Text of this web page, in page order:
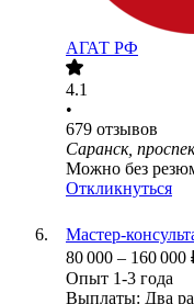
АГАТ РФ
4.1
•
679 отзывов
Саранск,
Можно без
Откликнуться
Мастер-
80 000 – 160 000
Опыт 1-3 года
Выплаты: Два